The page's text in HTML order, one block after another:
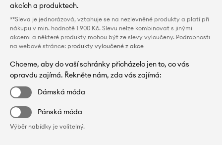
akcích a produktech.
**Sleva je jednorázová, vztahuje se na nezlevněné produkty a platí při
nákupu v min. hodnotě 1 900 Kč. Slevu nelze kombinovat s jinými
akcemi a některé produkty mohou být ze slevy vyloučeny. Podrobnosti
na webové stránce: produkty vyloučené z akce
Chceme, aby do vaší schránky přicházelo jen to, co vás
opravdu zajímá. Řekněte nám, zda vás zajímá:
Dámská móda
Pánská móda
Výběr nabídky je volitelný.